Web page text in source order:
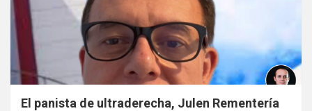
El panista de ultraderecha, Julen Rementería